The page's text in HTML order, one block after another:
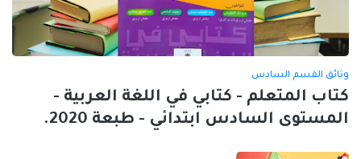
وثائق القسم السادس
كتاب المتعلم - كتابي في اللغة العربية -
المستوى السادس ابتدائي - طبعة 2020.